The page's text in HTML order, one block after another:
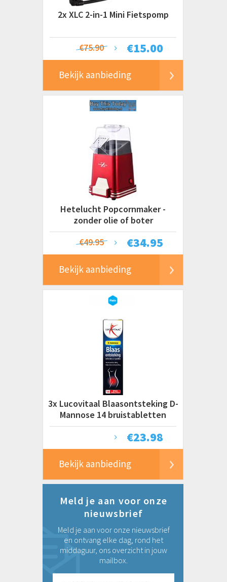
2x XLC 2-in-1 Mini Fietspomp
€15.00
€75.90
Bekijk aanbieding
Hetelucht Popcornmaker -
zonder olie of boter
€34.95
€49.95
Bekijk aanbieding
3x Lucovitaal Blaasontsteking D-
Mannose 14 bruistabletten
€23.98
Bekijk aanbieding
Meld je aan voor onze
nieuwsbrief
Meld je aan voor onze nieuwsbrief
en ontvang elke dag, rond het
middaguur, ons overzicht in jouw
mailbox.